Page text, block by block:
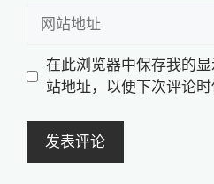
址
址
在此浏览器中保存我的
站地址，以便下次评论时